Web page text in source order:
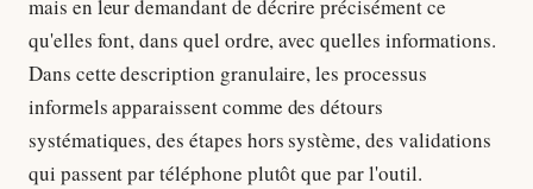
mais en leur demandant de décrire précisément ce
qu'elles font, dans quel ordre, avec quelles informations.
Dans cette description granulaire, les processus
informels apparaissent comme des détours
systématiques, des étapes hors système, des validations
qui passent par téléphone plutôt que par l'outil.